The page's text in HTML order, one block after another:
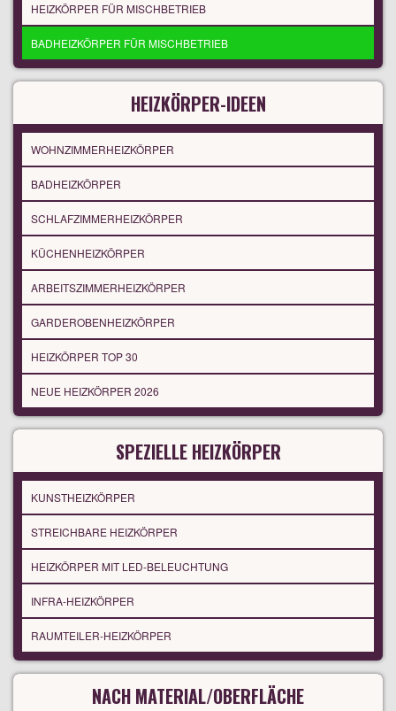
HEIZKÖRPER FÜR MISCHBETRIEB
BADHEIZKÖRPER FÜR MISCHBETRIEB
HEIZKÖRPER-IDEEN
WOHNZIMMERHEIZKÖRPER
BADHEIZKÖRPER
SCHLAFZIMMERHEIZKÖRPER
KÜCHENHEIZKÖRPER
ARBEITSZIMMERHEIZKÖRPER
GARDEROBENHEIZKÖRPER
HEIZKÖRPER TOP 30
NEUE HEIZKÖRPER 2026
SPEZIELLE HEIZKÖRPER
KUNSTHEIZKÖRPER
STREICHBARE HEIZKÖRPER
HEIZKÖRPER MIT LED-BELEUCHTUNG
INFRA-HEIZKÖRPER
RAUMTEILER-HEIZKÖRPER
NACH MATERIAL/OBERFLÄCHE